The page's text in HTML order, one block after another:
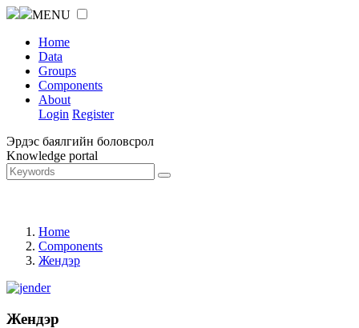
MENU
Home
Data
Groups
Components
About
Login Register
Эрдэс баялгийн боловсрол
Knowledge portal
Home
Components
Жендэр
Жендэр